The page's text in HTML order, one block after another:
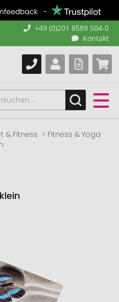
+49 (0)201 8589 504-0
Kontakt
& Fitness
Fitness & Yoga